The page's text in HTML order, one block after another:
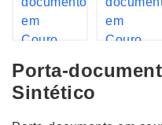
Porta-
Sintético